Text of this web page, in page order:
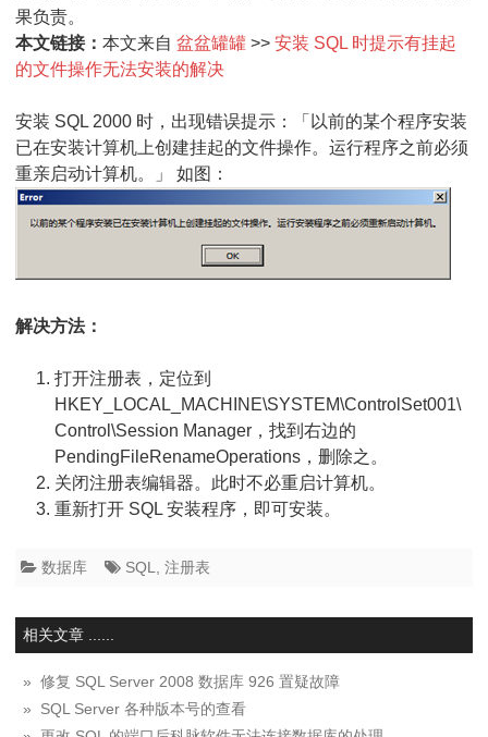
起
法
果负责。
本文链接： 本文来自 盆盆罐罐 >> 安装 SQL 时提示有挂起
的文件操作无法安装的解决
安装 SQL 2000 时，出现错误提示：「以前的某个程序安装
已在安装计算机上创建挂起的文件操作。运行程序之前必须
重亲启动计算机。」 如图：
解决方法：
打开注册表，定位到
HKEY_LOCAL_MACHINE\SYSTEM\ControlSet001\
Control\Session Manager，找到右边的
PendingFileRenameOperations，删除之。
关闭注册表编辑器。此时不必重启计算机。
重新打开 SQL 安装程序，即可安装。
数据库 SQL 注册表
相关文章 ......
» 修复 SQL Server 2008 数据库 926 置疑故障
» SQL Server 各种版本号的查看